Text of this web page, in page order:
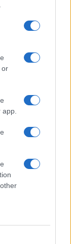
or
del
e